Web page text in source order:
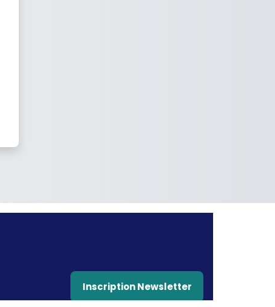
Inscription Newsletter